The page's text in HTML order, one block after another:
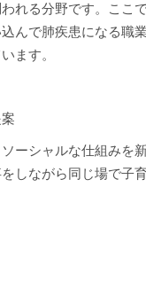
れる分野です。ここ
んで肺疾患になる職
ます。
ーシャルな仕組みを
しながら同じ場で子